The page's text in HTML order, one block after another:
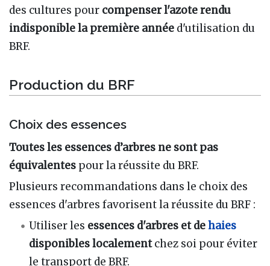
des cultures pour compenser l'azote rendu
indisponiblela première année d'utilisation du
BRF.
Production du BRF
Choix des essences
Toutes les essences d’arbres ne sont pas
équivalentes pour la réussite du BRF.
Plusieurs recommandations dans le choix des
essences d'arbres favorisent la réussite du BRF :
Utiliser les essences d'arbres et dehaies
disponibles localementchez soi pour éviter
le transport de BRF.